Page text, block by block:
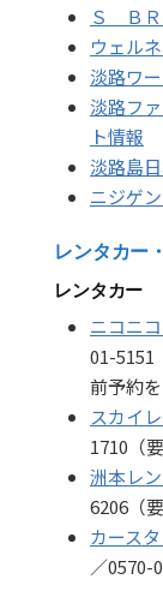
Ｓ ＢＲ
ウェル
淡路ワ
淡路フ
ト情報
淡路島
ニジゲ
レンタカー
レンタカー
ニコニ
01-5151
前予約
スカイ
1710（
洲本レ
6206（
カース
／0570-